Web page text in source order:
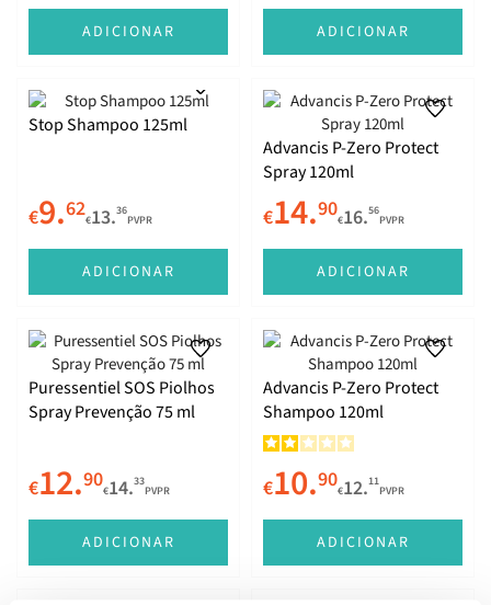
ADICIONAR ADICIONAR
Stop Shampoo 125ml
€9.62€13.36
PVPR
ADICIONAR
Advancis P-Zero Protect
Spray 120ml
€14.90€16.56
PVPR
ADICIONAR
Puressentiel SOS Piolhos
Spray Prevenção 75 ml
€12.90€14.33
PVPR
ADICIONAR
Advancis P-Zero Protect
Shampoo 120ml
€10.90€12.11
PVPR
ADICIONAR